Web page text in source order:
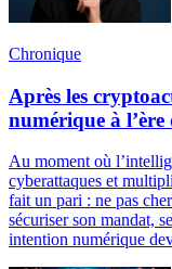
Chronique
Après les
numérique à l’ère
Au moment où
cyberattaques et
fait un pari : ne pas
sécuriser son mandat,
intention numérique